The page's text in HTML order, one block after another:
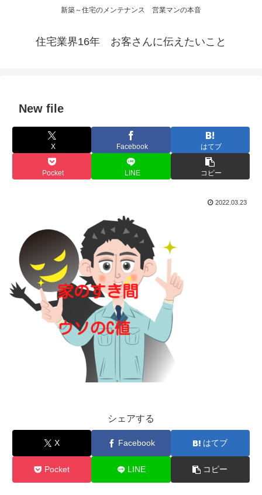
新築～住宅のメンテナンス 営業マンの本音
住宅業界16年 お客さんに伝えたいこと
New file
X Facebook はてブ
Pocket LINE コピー
2022.03.23
シェアする
X Facebook はてブ
Pocket LINE コピー